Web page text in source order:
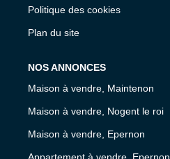
Politique des cookies
Plan du site
NOS ANNONCES
Maison à vendre, Maintenon
Maison à vendre, Nogent le roi
Maison à vendre, Epernon
Appartement à vendre, Epernon